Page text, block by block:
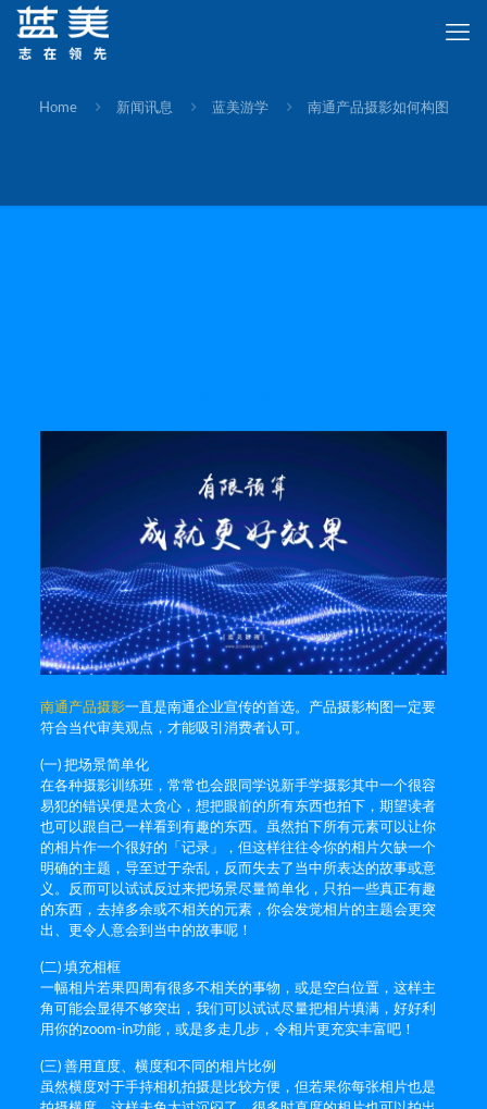
Home 新闻讯息 蓝美游学 南通产品摄影如何构图
南通产品摄影一直是南通企业宣传的首选。产品摄影构图一定要
符合当代审美观点，才能吸引消费者认可。
(一) 把场景简单化
在各种摄影训练班，常常也会跟同学说新手学摄影其中一个很容
易犯的错误便是太贪心，想把眼前的所有东西也拍下，期望读者
也可以跟自己一样看到有趣的东西。虽然拍下所有元素可以让你
的相片作一个很好的「记录」，但这样往往令你的相片欠缺一个
明确的主题，导至过于杂乱，反而失去了当中所表达的故事或意
义。反而可以试试反过来把场景尽量简单化，只拍一些真正有趣
的东西，去掉多余或不相关的元素，你会发觉相片的主题会更突
出、更令人意会到当中的故事呢！
(二) 填充相框
一幅相片若果四周有很多不相关的事物，或是空白位置，这样主
角可能会显得不够突出，我们可以试试尽量把相片填满，好好利
用你的zoom-in功能，或是多走几步，令相片更充实丰富吧！
(三) 善用直度、横度和不同的相片比例
虽然横度对于手持相机拍摄是比较方便，但若果你每张相片也是